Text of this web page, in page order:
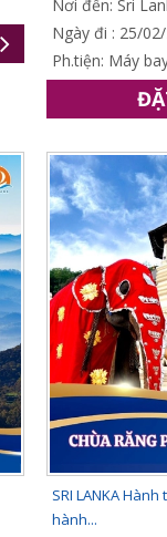
Nơi đến: Sri
Ngày đi : 25/
Ph.tiện: Máy
SRI LANKA
hành...